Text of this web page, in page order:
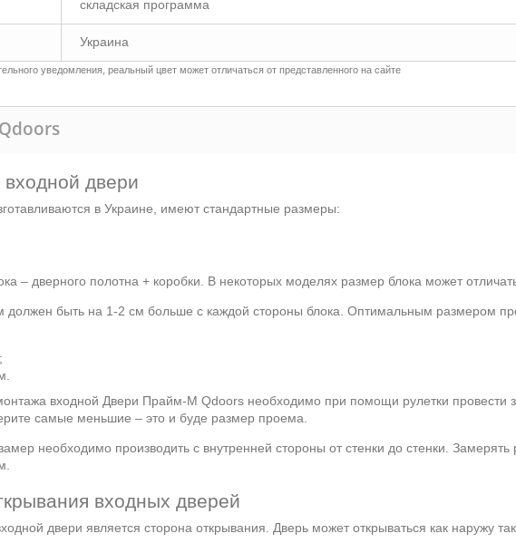
складская программа
Украина
уведомления, реальный цвет может отличаться от представленного на сайте
двери
в Украине, имеют стандартные размеры:
– дверного полотна + коробки. В некоторых моделях размер блока может
должен быть на 1-2 см больше с каждой стороны блока. Оптимальным размером
входной Двери Прайм-М Qdoors необходимо при помощи рулетки
самые меньшие – это и буде размер проема.
необходимо производить с внутренней стороны от стенки до стенки.
входных дверей
двери является сторона открывания. Дверь может открываться как наружу